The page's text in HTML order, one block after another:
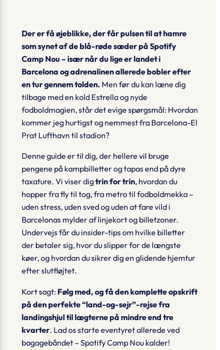
Der er få øjeblikke, der får pulsen til at hamre
som synet af de blå-røde sæder på Spotify
Camp Nou – især når du lige er landet i
Barcelona og adrenalinen allerede bobler efter
en tur gennem tolden. Men før du kan læne dig
tilbage med en kold Estrella og nyde
fodboldmagien, står det evige spørgsmål: Hvordan
kommer jeg hurtigst og nemmest fra Barcelona-El
Prat Lufthavn til stadion?
Denne guide er til dig, der hellere vil bruge
pengene på kampbilletter og tapas end på dyre
taxature. Vi viser digtrin for trin, hvordan du
hopper fra fly til tog, fra metro til fodboldmekka –
uden stress, uden sved og uden at fare vild i
Barcelonas mylder af linjekort og billetzoner.
Undervejs får du insider-tips om hvilke billetter
der betaler sig, hvor du slipper for de længste
køer, og hvordan du sikrer dig en glidende hjemtur
efter slutfløjtet.
Kort sagt: Følg med, og få den komplette opskrift
på den perfekte “land-og-sejr”-rejse fra
landingshjul til lægterne på mindre end tre
kvarter. Lad os starte eventyret allerede ved
bagagebåndet – Spotify Camp Nou kalder!